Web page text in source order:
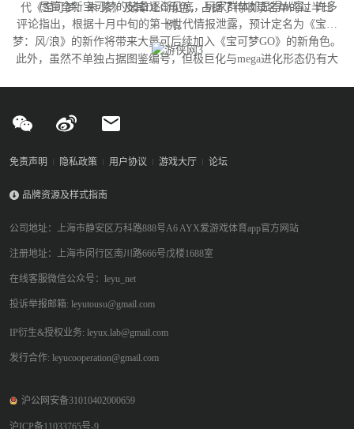
代《宝可梦：朱/紫》及其DLC角色，占据了待收录名单的过半比
例。
尽管全新宝可梦的储备逐渐见底，玩家群体却显得从容。许多
评论指出，根据十月中旬的第十世代情报泄露，预计定名为《宝可
梦：风/浪》的新作将带来大量可后续加入《宝可梦GO》的新角色。
此外，虽然不单独占据图鉴编号，但极巨化与mega进化形态仍有大
免责声明 隐私政策 用户协议 游戏大厅 论坛
品牌资源及样式指南
公司地址：上海市静安区万科路888号A6 AYX爱游戏体育app官方网站
注册地址：上海市闵行区南川路666号戊楼1688室
在线客服微信公众号：leyu_net
投诉举报邮箱: leyutousu@gmail.com
IP衍生&授权业务: leyux.lab@gmail.com
发行合作: leyucooperation@gmail.com
沪公网安备31010402000659
沪ICP备11033765号-9